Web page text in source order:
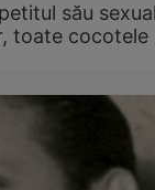
său
toate cocotele